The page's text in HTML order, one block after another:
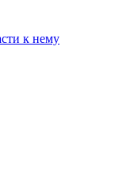
к нему